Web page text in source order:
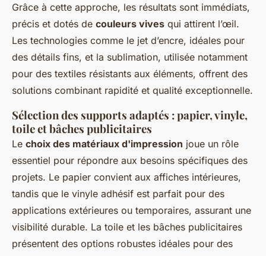
Grâce à cette approche, les résultats sont immédiats,
précis et dotés de couleurs vives qui attirent l’œil.
Les technologies comme le jet d’encre, idéales pour
des détails fins, et la sublimation, utilisée notamment
pour des textiles résistants aux éléments, offrent des
solutions combinant rapidité et qualité exceptionnelle.
Sélection des supports adaptés : papier, vinyle,
toile et bâches publicitaires
Le choix des matériaux d'impression joue un rôle
essentiel pour répondre aux besoins spécifiques des
projets. Le papier convient aux affiches intérieures,
tandis que le vinyle adhésif est parfait pour des
applications extérieures ou temporaires, assurant une
visibilité durable. La toile et les bâches publicitaires
présentent des options robustes idéales pour des